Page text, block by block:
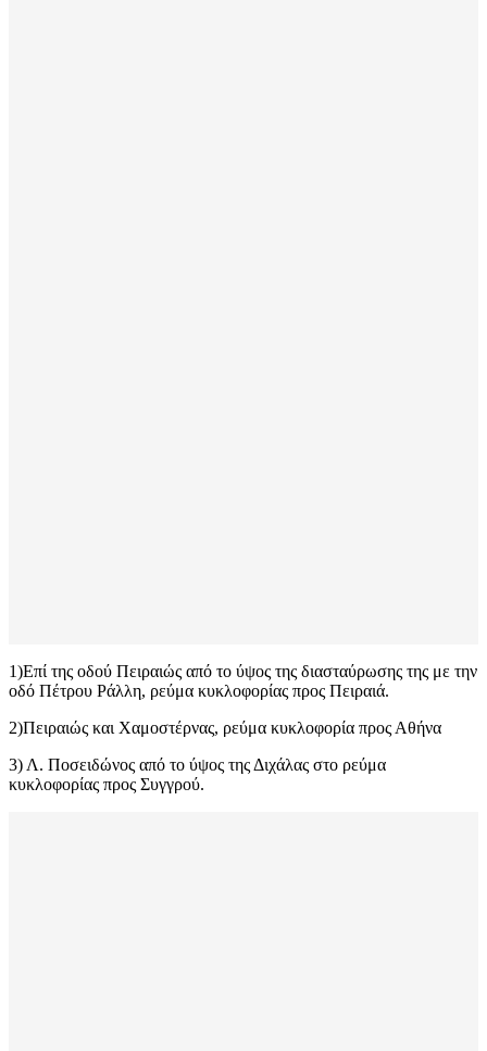
1)Επί της οδού Πειραιώς από το ύψος της διασταύρωσης της με την
οδό Πέτρου Ράλλη, ρεύμα κυκλοφορίας προς Πειραιά.
2)Πειραιώς και Χαμοστέρνας, ρεύμα κυκλοφορία προς Αθήνα
3) Λ. Ποσειδώνος από το ύψος της Διχάλας στο ρεύμα
κυκλοφορίας προς Συγγρού.